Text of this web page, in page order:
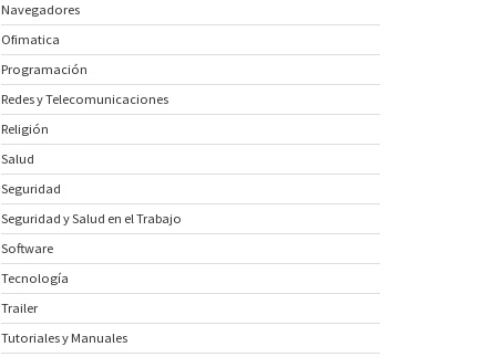
Navegadores
Ofimatica
Programación
Redes y Telecomunicaciones
Religión
Salud
Seguridad
Seguridad y Salud en el Trabajo
Software
Tecnología
Trailer
Tutoriales y Manuales